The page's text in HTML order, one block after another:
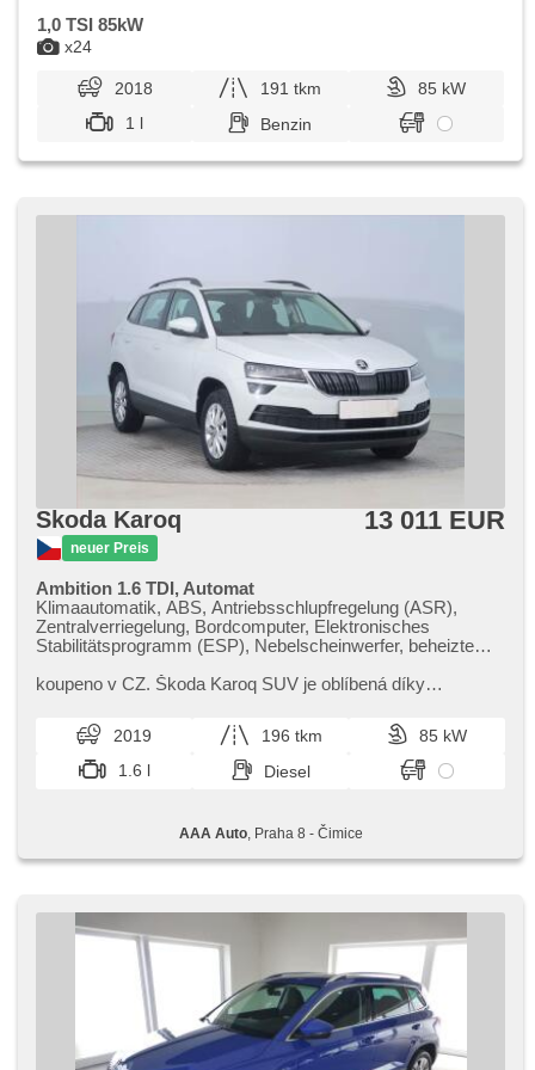
x24
1,0 TSI 85kW
2018 191 tkm
85 kW
1 l
Benzin
Skoda Karoq
neuer Preis
13 011 EUR
Ambition 1.6 TDI, Automat
Klimaautomatik, ABS, Antriebsschlupfregelung (ASR),
Zentralverriegelung, Bordcomputer, Elektronisches
Stabilitätsprogramm (ESP), Nebelscheinwerfer, beheizte
Anhängerkupplung, Reifendrucksensor, USB, 6x Airbag,
Dachträger, Autoradio, Automatikgetriebe
koupeno v CZ. Škoda Karoq SUV je oblíbená díky
skvělý komfort jízdy a atrakt...
2019 196 tkm
85 kW
1.6 l
Diesel
AAA Auto, Praha 8 - Čimice